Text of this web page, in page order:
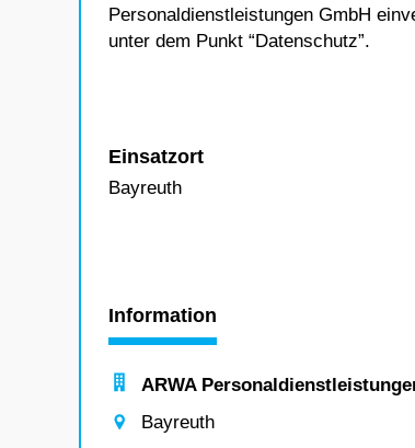
Personaldienstleistungen GmbH
unter dem Punkt “Datenschutz”.
Einsatzort
Bayreuth
Information
ARWA
Bayreuth